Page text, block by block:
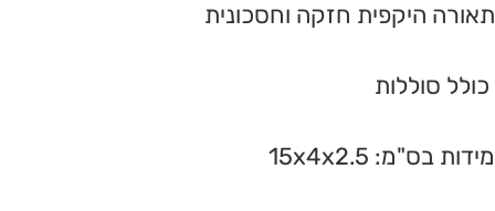
תאורה היקפית חזקה וחסכונית
כולל סוללות
מידות בס"מ: 15x4x2.5